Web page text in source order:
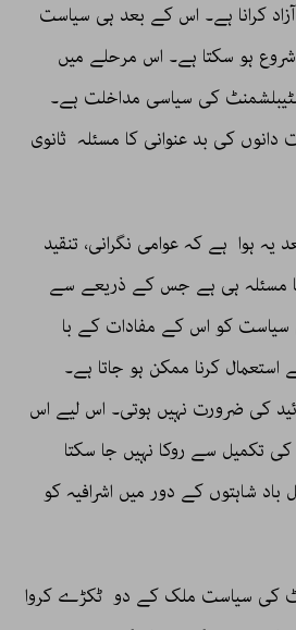
کرانا ہے۔ اس کے بعد ہی سیاست
ہو سکتا ہے۔ اس مرحلے میں
کی سیاسی مداخلت ہے۔
کی بد عنوانی کا مسئلہ ثانوی
ہوا ہے کہ عوامی نگرانی، تنقید
مسئلہ ہی ہے جس کے ذریعے سے
کو اس کے مفادات کے با
استعمال کرنا ممکن ہو جاتا ہے۔
کی ضرورت نہیں ہوتی۔ اس لیے اس
کی تکمیل سے روکا نہیں جا سکتا
شاہتوں کے دور میں اشرافیہ کو
کی سیاست ملک کے دو ٹکڑے کروا